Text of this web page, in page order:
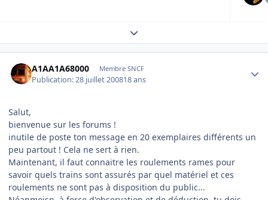
Expand topic overview
A1AA1A68000 Membre SNCF
Publication:28 juillet 200818 ans
Salut,
bienvenue sur les forums !
inutile de poste ton message en 20 exemplaires différents un
peu partout ! Cela ne sert à rien.
Maintenant, il faut connaitre les roulements rames pour
savoir quels trains sont assurés par quel matériel et ces
roulements ne sont pas à disposition du public...